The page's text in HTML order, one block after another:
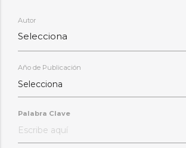
Autor
Selecciona
Año de Publicación
Palabra Clave